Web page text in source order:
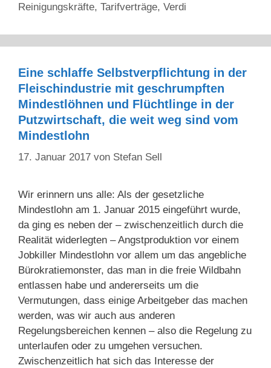
Reinigungskräfte, Tarifverträge, Verdi
Eine schlaffe Selbstverpflichtung in der
Fleischindustrie mit geschrumpften
Mindestlöhnen und Flüchtlinge in der
Putzwirtschaft, die weit weg sind vom
Mindestlohn
17. Januar 2017 von Stefan Sell
Wir erinnern uns alle: Als der gesetzliche
Mindestlohn am 1. Januar 2015 eingeführt wurde,
da ging es neben der – zwischenzeitlich durch die
Realität widerlegten – Angstproduktion vor einem
Jobkiller Mindestlohn vor allem um das angebliche
Bürokratiemonster, das man in die freie Wildbahn
entlassen habe und andererseits um die
Vermutungen, dass einige Arbeitgeber das machen
werden, was wir auch aus anderen
Regelungsbereichen kennen – also die Regelung zu
unterlaufen oder zu umgehen versuchen.
Zwischenzeitlich hat sich das Interesse der